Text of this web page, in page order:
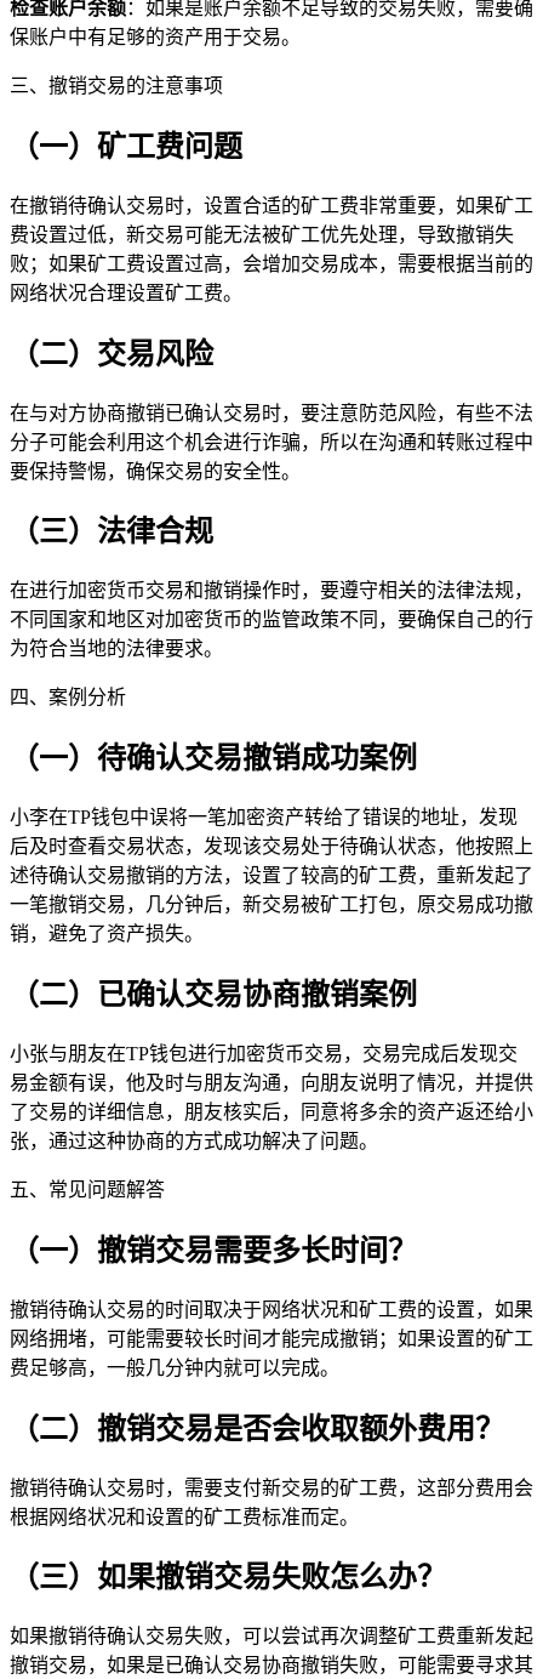
检查账户余额：如果是账户余额不足导致的交易失败，需要确
保账户中有足够的资产用于交易。
三、撤销交易的注意事项
（一）矿工费问题
在撤销待确认交易时，设置合适的矿工费非常重要，如果矿工
费设置过低，新交易可能无法被矿工优先处理，导致撤销失
败；如果矿工费设置过高，会增加交易成本，需要根据当前的
网络状况合理设置矿工费。
（二）交易风险
在与对方协商撤销已确认交易时，要注意防范风险，有些不法
分子可能会利用这个机会进行诈骗，所以在沟通和转账过程中
要保持警惕，确保交易的安全性。
（三）法律合规
在进行加密货币交易和撤销操作时，要遵守相关的法律法规，
不同国家和地区对加密货币的监管政策不同，要确保自己的行
为符合当地的法律要求。
四、案例分析
（一）待确认交易撤销成功案例
小李在TP钱包中误将一笔加密资产转给了错误的地址，发现
后及时查看交易状态，发现该交易处于待确认状态，他按照上
述待确认交易撤销的方法，设置了较高的矿工费，重新发起了
一笔撤销交易，几分钟后，新交易被矿工打包，原交易成功撤
销，避免了资产损失。
（二）已确认交易协商撤销案例
小张与朋友在TP钱包进行加密货币交易，交易完成后发现交
易金额有误，他及时与朋友沟通，向朋友说明了情况，并提供
了交易的详细信息，朋友核实后，同意将多余的资产返还给小
张，通过这种协商的方式成功解决了问题。
五、常见问题解答
（一）撤销交易需要多长时间？
撤销待确认交易的时间取决于网络状况和矿工费的设置，如果
网络拥堵，可能需要较长时间才能完成撤销；如果设置的矿工
费足够高，一般几分钟内就可以完成。
（二）撤销交易是否会收取额外费用？
撤销待确认交易时，需要支付新交易的矿工费，这部分费用会
根据网络状况和设置的矿工费标准而定。
（三）如果撤销交易失败怎么办？
如果撤销待确认交易失败，可以尝试再次调整矿工费重新发起
撤销交易，如果是已确认交易协商撤销失败，可能需要寻求其